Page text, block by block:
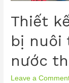
Thiết
bị nuôi
nước
Leave a